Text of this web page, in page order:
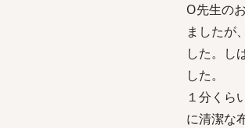
O先生の
ましたが
した。し
した。
１分くら
に清潔な